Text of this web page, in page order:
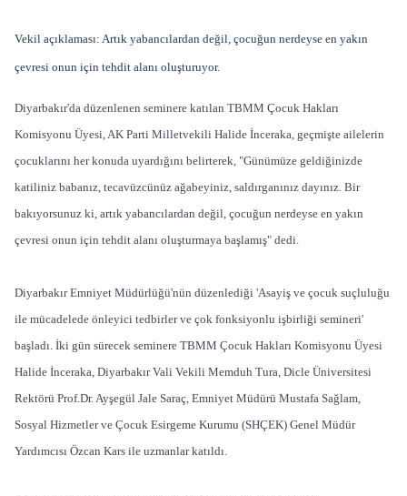
Vekil açıklaması: Artık yabancılardan değil, çocuğun nerdeyse en yakın
çevresi onun için tehdit alanı oluşturuyor.
Diyarbakır'da düzenlenen seminere katılan TBMM Çocuk Hakları
Komisyonu Üyesi, AK Parti Milletvekili Halide İnceraka, geçmişte ailelerin
çocuklarını her konuda uyardığını belirterek, "Günümüze geldiğinizde
katiliniz babanız, tecavüzcünüz ağabeyiniz, saldırganınız dayınız. Bir
bakıyorsunuz ki, artık yabancılardan değil, çocuğun nerdeyse en yakın
çevresi onun için tehdit alanı oluşturmaya başlamış" dedi.
Diyarbakır Emniyet Müdürlüğü'nün düzenlediği 'Asayiş ve çocuk suçluluğu
ile mücadelede önleyici tedbirler ve çok fonksiyonlu işbirliği semineri'
başladı. İki gün sürecek seminere TBMM Çocuk Hakları Komisyonu Üyesi
Halide İnceraka, Diyarbakır Vali Vekili Memduh Tura, Dicle Üniversitesi
Rektörü Prof.Dr. Ayşegül Jale Saraç, Emniyet Müdürü Mustafa Sağlam,
Sosyal Hizmetler ve Çocuk Esirgeme Kurumu (SHÇEK) Genel Müdür
Yardımcısı Özcan Kars ile uzmanlar katıldı.